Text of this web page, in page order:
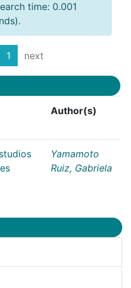
time: 0.001
1 next
Author(s)
Yamamoto
Ruiz, Gabriela